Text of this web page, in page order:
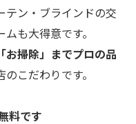
テン・ブラインドの交
も大得意です。
お掃除」までプロの品
のこだわりです。
料です